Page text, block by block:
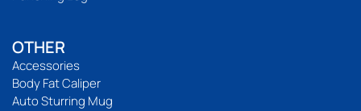
OTHER
Accessories
Body Fat Caliper
Auto Sturring Mug